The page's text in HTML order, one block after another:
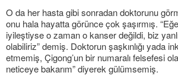
O da her hasta gibi sonradan doktorunu
onu hala hayatta görünce çok şaşırmış.
iyileştiyse o zaman o kanser değildi, biz
olabiliriz” demiş. Doktorun şaşkınlığı yada
etmemiş, Çigong’un bir numaralı felsefesi
neticeye bakarım” diyerek gülümsemiş.